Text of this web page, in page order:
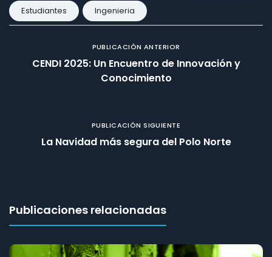
Estudiantes Ingenieria
PUBLICACIÓN ANTERIOR
CENDI 2025: Un Encuentro de Innovación y
Conocimiento
PUBLICACIÓN SIGUIENTE
La Navidad más segura del Polo Norte
Publicaciones relacionadas